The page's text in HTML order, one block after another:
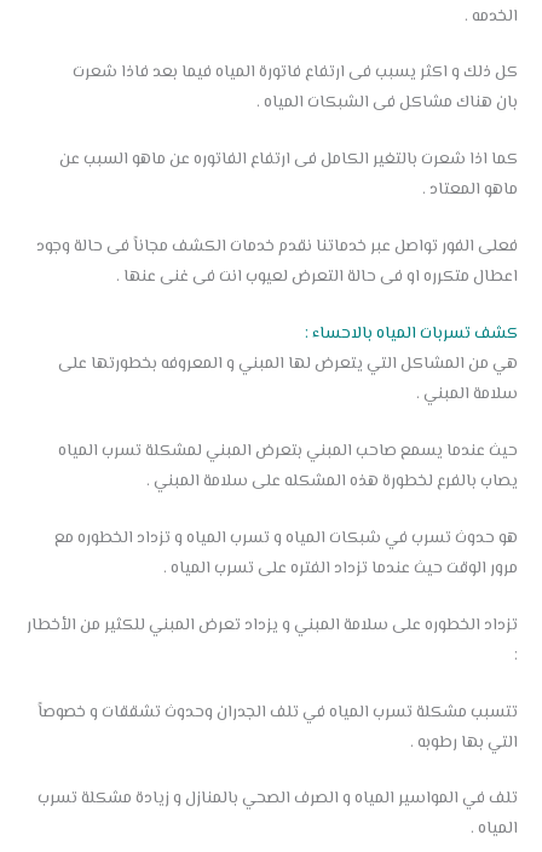
الخدمه .
كل ذلك و اكثر يسبب فى ارتفاع فاتورة المياه فيما بعد فاذا شعرت
بان هناك مشاكل فى الشبكات المياه .
كما اذا شعرت بالتغير الكامل فى ارتفاع الفاتوره عن ماهو السبب عن
ماهو المعتاد .
فعلى الفور تواصل عبر خدماتنا نقدم خدمات الكشف مجاناً فى حالة وجود
اعطال متكرره او فى حالة التعرض لعيوب انت فى غنى عنها .
كشف تسربات المياه بالاحساء :
هي من المشاكل التي يتعرض لها المبني و المعروفه بخطورتها على
سلامة المبني .
حيث عندما يسمع صاحب المبني بتعرض المبني لمشكلة تسرب المياه
يصاب بالفرع لخطورة هذه المشكله على سلامة المبني .
هو حدوث تسرب في شبكات المياه و تسرب المياه و تزداد الخطوره مع
مرور الوقت حيث عندما تزداد الفتره على تسرب المياه .
تزداد الخطوره على سلامة المبني و يزداد تعرض المبني للكثير من الأخطار
:
تتسبب مشكلة تسرب المياه في تلف الجدران وحدوث تشققات و خصوصاً
التي بها رطوبه .
تلف في المواسير المياه و الصرف الصحي بالمنازل و زيادة مشكلة تسرب
المياه .